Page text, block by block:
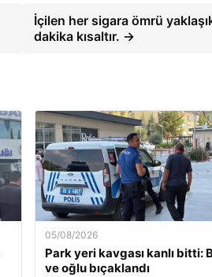
İçilen her sigara ömrü
dakika kısaltır. →
05/08/2026
Park yeri kavgası kanlı bitti:
ve oğlu bıçaklandı